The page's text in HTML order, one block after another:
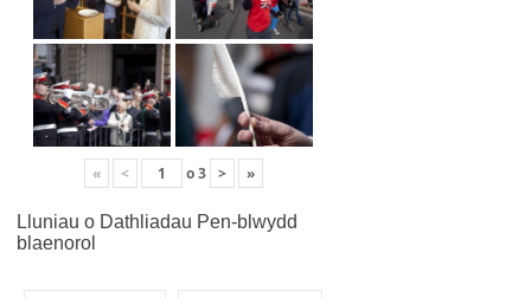
« < o3 > »
Lluniau o Dathliadau Pen-blwydd
blaenorol